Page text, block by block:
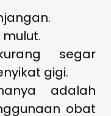
segar
gigi.
adalah
obat